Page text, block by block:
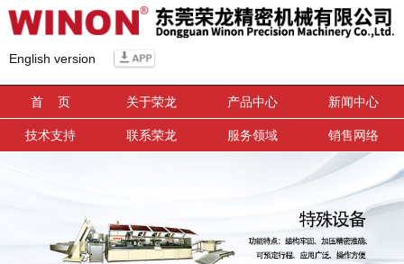
English version
首 页 关于荣龙 产品中心 新闻中心
技术支持 联系荣龙 服务领域 销售网络
信息搜索
搜索